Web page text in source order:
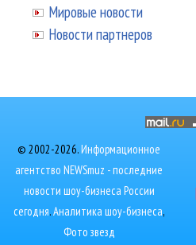
Мировые новости
Новости партнеров
© 2002-2026.Информационное
агентство NEWSmuz - последние
новости шоу-бизнеса России
сегодня.Аналитика шоу-бизнеса,
Фото звезд